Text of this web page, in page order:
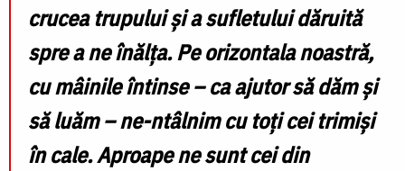
crucea trupului și a sufletului dăruită
spre a ne înălța. Pe orizontala noastră,
cu mâinile întinse – ca ajutor să dăm și
să luăm – ne-ntâlnim cu toți cei trimiși
în cale. Aproape ne sunt cei din